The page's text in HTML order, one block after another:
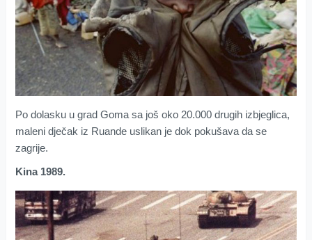
Po dolasku u grad Goma sa još oko 20.000 drugih izbjeglica,
maleni dječak iz Ruande uslikan je dok pokušava da se
zagrije.
Kina 1989.